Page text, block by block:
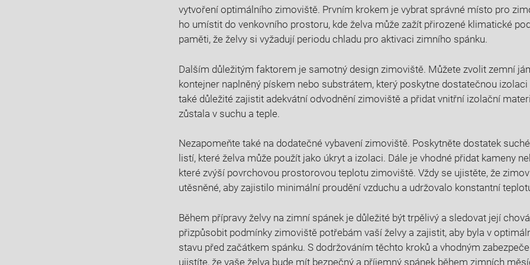
vytvoření optimálního zimoviště. Prvním krokem je vybrat správné‍ místo pro
ho umístit do venkovního prostoru, kde želva může zažít přirozené klimatické
paměti, že želvy si vyžadují periodu chladu pro⁣ aktivaci zimního spánku.
Dalším důležitým faktorem je ‍samotný design zimoviště. Můžete zvolit zemní
kontejner⁢ naplněný pískem⁤ nebo substrátem, který poskytne⁢ dostatečnou‍
také důležité‌ zajistit adekvátní odvodnění zimoviště a‌ přidat vnitřní izolační
zůstala v suchu a teple.
Nezapomeňte také na dodatečné vybavení zimoviště. Poskytněte‍ dostatek
listí, které želva může použít ‍jako úkryt a izolaci. Dále ‍je vhodné přidat kameny
které zvýší povrchovou prostorovou‍ teplotu zimoviště. Vždy se ujistěte, že
utěsněné,⁣ aby zajistilo ⁢minimální proudění vzduchu a udržovalo konstantní
Během přípravy želvy na zimní spánek je důležité být trpělivý a sledovat její‌
přizpůsobit podmínky zimoviště potřebám vaší želvy a zajistit, ‌aby byla v
stavu před začátkem ‍spánku. S dodržováním těchto kroků a vhodným
ujistíte, že vaše želva bude mít bezpečný a příjemný spánek během zimních